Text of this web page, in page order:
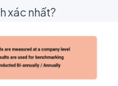
xác nhất?